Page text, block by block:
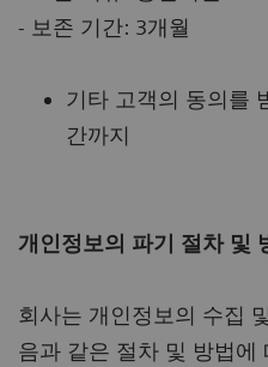
- 보존 기간: 3개월
기타 고객의 동의를
간까지
개인정보의 파기 절차 및
회사는 개인정보의 수집
음과 같은 절차 및 방법에